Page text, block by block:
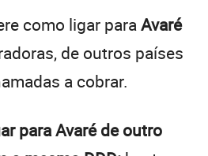
como ligar para Avaré
de outros países
a cobrar.
para Avaré de outro